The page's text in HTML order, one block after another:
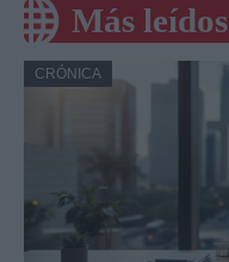
Más leídos
CRÓNICA